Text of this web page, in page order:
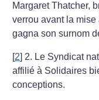
Margaret Thatcher,
verrou avant la
gagna son surnom
[2] 2. Le Syndicat
affilié à Solidaires
conceptions.